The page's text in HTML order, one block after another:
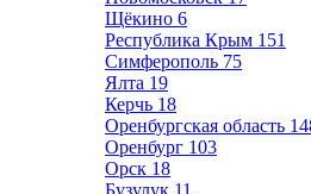
Щёкино 6
Республика Крым 151
Симферополь 75
Ялта 19
Керчь 18
Оренбургская область
Оренбург 103
Орск 18
Бузулук 11